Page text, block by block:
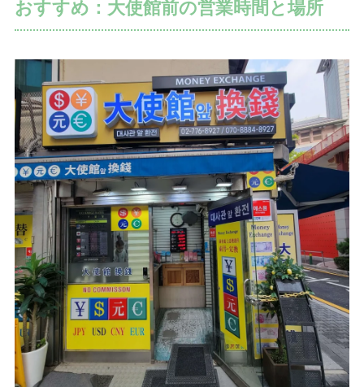
おすすめ：大使館前の営業時間と場所